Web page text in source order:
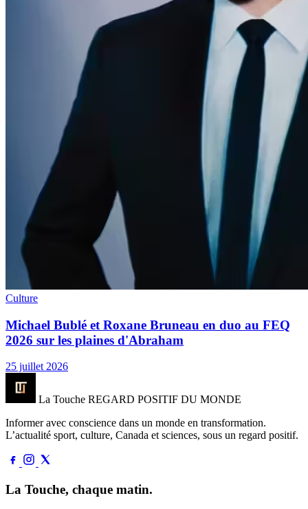
Culture
Michael Bublé et Roxane Bruneau en duo au FEQ
2026 sur les plaines d'Abraham
25 juillet 2026
La Touche REGARD POSITIF DU MONDE
Informer avec conscience dans un monde en transformation.
L’actualité sport, culture, Canada et sciences, sous un regard positif.
La Touche, chaque matin.